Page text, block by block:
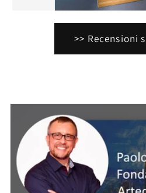
>> Recensioni